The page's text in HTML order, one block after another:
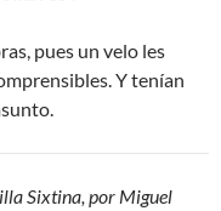
pues un velo les
Y tenían
Sixtina, por Miguel